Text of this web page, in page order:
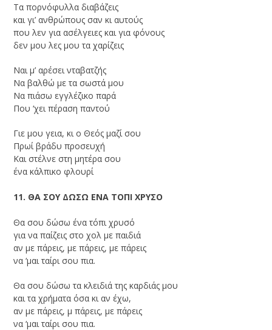
Τα πορνόφυλλα διαβάζεις
και γι’ ανθρώπους σαν κι αυτούς
που λεν για ασέλγειες και για φόνους
δεν μου λες μου τα χαρίζεις
Ναι μ’ αρέσει νταβατζής
Να βαλθώ με τα σωστά μου
Να πιάσω εγγλέζικο παρά
Που ‘χει πέραση παντού
Γιε μου γεια, κι ο Θεός μαζί σου
Πρωί βράδυ προσευχή
Και στέλνε στη μητέρα σου
ένα κάλπικο φλουρί
11. ΘΑ ΣΟΥ ΔΩΣΩ ΕΝΑ ΤΟΠΙ ΧΡΥΣΟ
Θα σου δώσω ένα τόπι χρυσό
για να παίζεις στο χολ με παιδιά
αν με πάρεις, με πάρεις, με πάρεις
να ‘μαι ταίρι σου πια.
Θα σου δώσω τα κλειδιά της καρδιάς μου
και τα χρήματα όσα κι αν έχω,
αν με πάρεις, μ πάρεις, με πάρεις
να ‘μαι ταίρι σου πια.